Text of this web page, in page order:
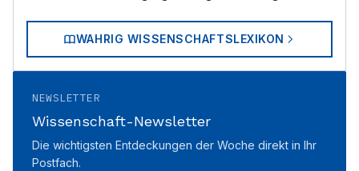
WAHRIG WISSENSCHAFTSLEXIKON
NEWSLETTER
Wissenschaft-Newsletter
Die wichtigsten Entdeckungen der Woche direkt in Ihr
Postfach.